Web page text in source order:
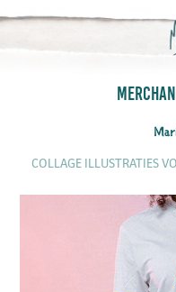
COLLAGE ILLUSTRATIES